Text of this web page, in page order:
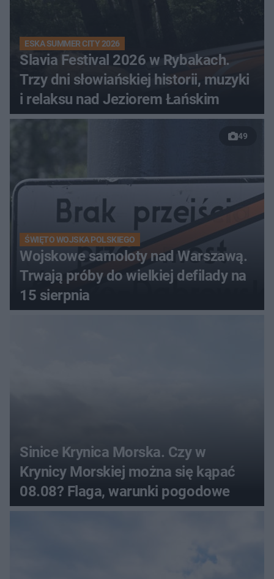
ESKA SUMMER CITY 2026
Slavia Festival 2026 w Rybakach.
Trzy dni słowiańskiej historii, muzyki
i relaksu nad Jeziorem Łańskim
49
ŚWIĘTO WOJSKA POLSKIEGO
Wojskowe samoloty nad Warszawą.
Trwają próby do wielkiej defilady na
15 sierpnia
Sinice Krynica Morska. Czy w
Krynicy Morskiej można się kąpać
08.08? Flaga, warunki pogodowe